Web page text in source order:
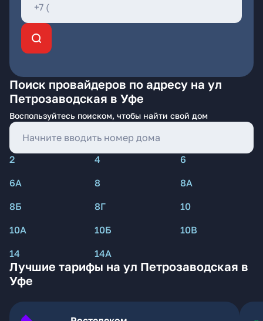
Поиск провайдеров по адресу на ул
Петрозаводская в Уфе
Воспользуйтесь поиском, чтобы найти свой дом
2 4
6
6А
8
8А
8Б
8Г
10
10А
10Б
10В
14
14А
Лучшие тарифы на ул Петрозаводская в
Уфе